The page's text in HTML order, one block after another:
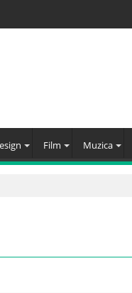
Film Muzica